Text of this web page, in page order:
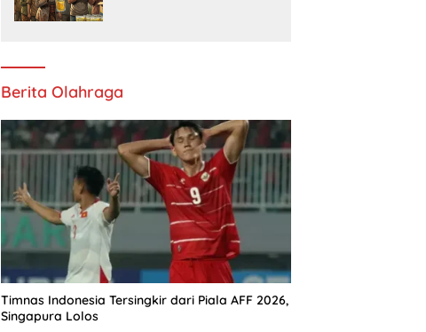
Berita Olahraga
Timnas Indonesia Tersingkir dari Piala AFF 2026,
Singapura Lolos